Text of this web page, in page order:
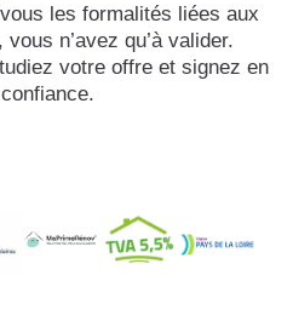
les formalités liées aux
n’avez qu’à valider.
votre offre et signez en